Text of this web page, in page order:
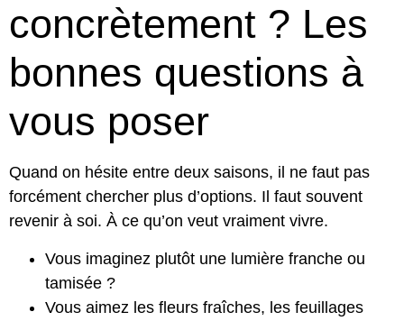
concrètement ? Les
bonnes questions à
vous poser
Quand on hésite entre deux saisons, il ne faut pas
forcément chercher plus d’options. Il faut souvent
revenir à soi. À ce qu’on veut vraiment vivre.
Vous imaginez plutôt une lumière franche ou
tamisée ?
Vous aimez les fleurs fraîches, les feuillages